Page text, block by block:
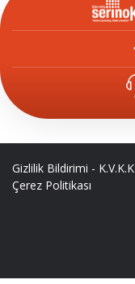
Gizlilik Bildirimi - K.V.K.K
Çerez Politikası